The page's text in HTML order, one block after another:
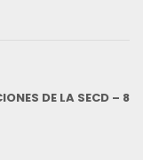
DE LA SECD – 8